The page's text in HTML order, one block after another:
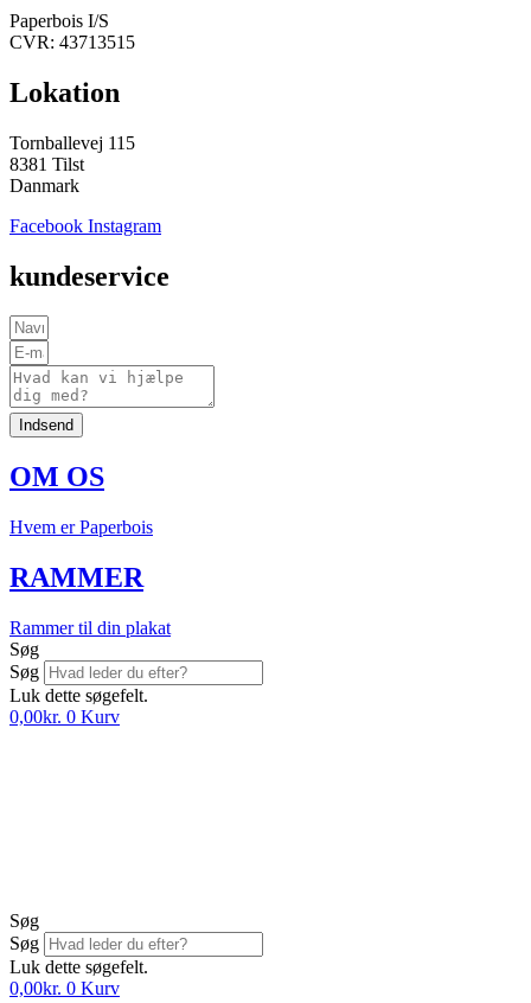
Paperbois I/S
CVR: 43713515
Lokation
Tornballevej 115
8381 Tilst
Danmark
Facebook Instagram
kundeservice
Indsend
OM OS
Hvem er Paperbois
RAMMER
Rammer til din plakat
Søg
Søg
Luk dette søgefelt.
0,00kr. 0 Kurv
Søg
Søg
Luk dette søgefelt.
0,00kr. 0 Kurv